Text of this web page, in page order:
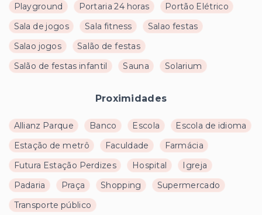
Playground
Portaria 24 horas
Portão Elétrico
Sala de jogos
Sala fitness
Salao festas
Salao jogos
Salão de festas
Salão de festas infantil
Sauna Solarium
Proximidades
Allianz Parque Banco Escola
Escola de idioma
Estação de metrô
Faculdade
Farmácia
Futura Estação Perdizes
Hospital
Igreja
Padaria
Praça Shopping
Supermercado
Transporte público